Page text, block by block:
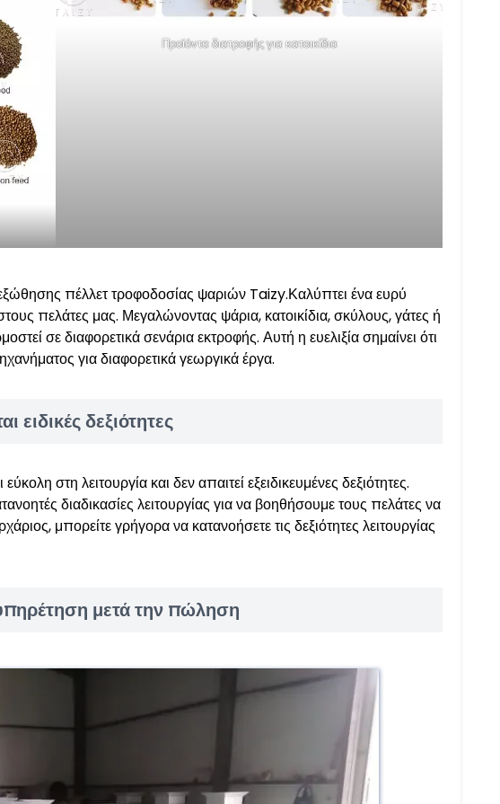
Προϊόντα διατροφής για κατοικίδια
εξώθησης πέλλετ τροφοδοσίας ψαριών Taizy.Καλύπτει ένα ευρύ
πελάτες μας. Μεγαλώνοντας ψάρια, κατοικίδια, σκύλους, γάτες ή
σε διαφορετικά σενάρια εκτροφής. Αυτή η ευελιξία σημαίνει ότι
για διαφορετικά γεωργικά έργα.
ειδικές δεξιότητες
εύκολη στη λειτουργία και δεν απαιτεί εξειδικευμένες δεξιότητες.
διαδικασίες λειτουργίας για να βοηθήσουμε τους πελάτες να
μπορείτε γρήγορα να κατανοήσετε τις δεξιότητες λειτουργίας
μετά την πώληση